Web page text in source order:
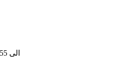
15 الی 55 درجه سانتی گراد